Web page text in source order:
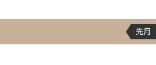
先月